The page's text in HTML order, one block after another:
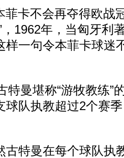
卡不会再夺得欧战
，1962年，当匈牙利
样一句令本菲卡球迷
曼堪称“游牧教练”
球队执教超过2个赛
特曼在每个球队执